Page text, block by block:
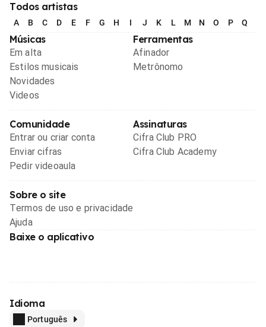
Todos artistas
A B C D E F G H I J K L M N O P Q
Músicas
Em alta
Estilos musicais
Novidades
Videos
Ferramentas
Afinador
Metrônomo
Comunidade
Entrar ou criar conta
Enviar cifras
Pedir videoaula
Assinaturas
Cifra Club PRO
Cifra Club Academy
Sobre o site
Termos de uso e privacidade
Ajuda
Baixe o aplicativo
Idioma
Português